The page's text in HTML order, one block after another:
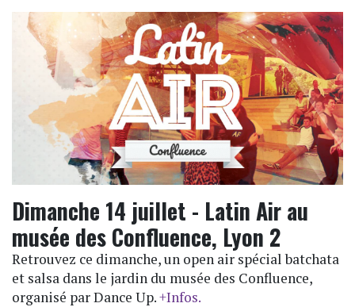
Dimanche 14 juillet - Latin Air au
musée des Confluence, Lyon 2
Retrouvez ce dimanche, un open air spécial batchata
et salsa dans le jardin du musée des Confluence,
organisé par Dance Up.+Infos.